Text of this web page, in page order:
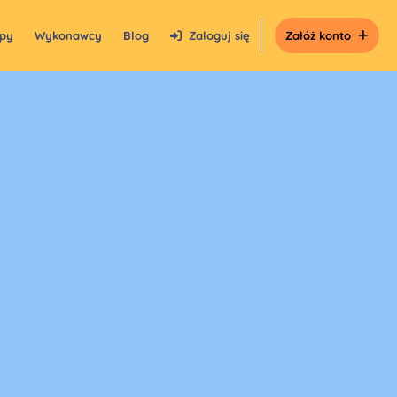
Wykonawcy Blog Zaloguj się Załóż konto